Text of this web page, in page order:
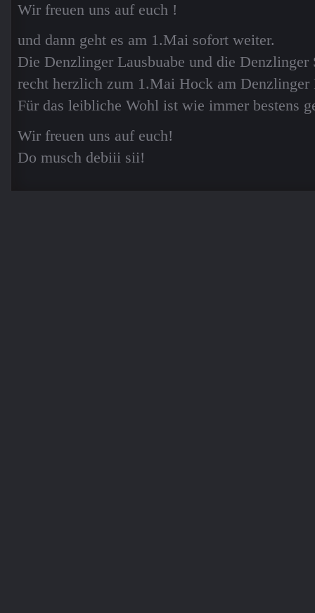
Wir freuen uns auf euch !
und dann geht es am 1.Mai sofort weiter.
Die Denzlinger Lausbuabe und die Denzlinger
recht herzlich zum 1.Mai Hock am Denzlinger
Für das leibliche Wohl ist wie immer bestens
Wir freuen uns auf euch!
Do musch debiii sii!